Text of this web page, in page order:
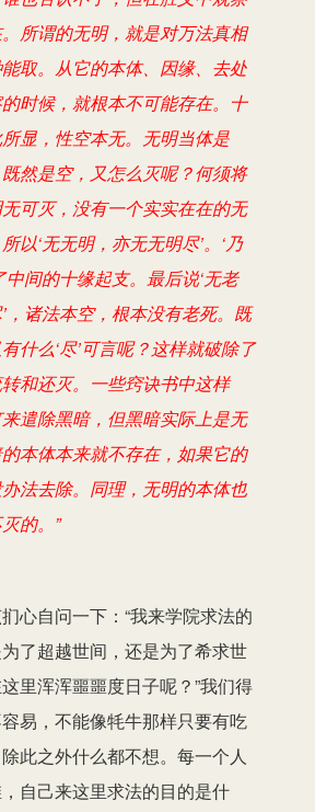
所谓的无明，就是对万法真相
取。从它的本体、因缘、去处
时候，就根本不可能存在。十
显，性空本无。无明当体是
然是空，又怎么灭呢？何须将
可灭，没有一个实实在在的无
以‘无无明，亦无无明尽’。‘乃
中间的十缘起支。最后说‘无老
，诸法本空，根本没有老死。既
什么‘尽’可言呢？这样就破除了
和还灭。一些窍诀书中这样
遣除黑暗，但黑暗实际上是无
本体本来就不存在，如果它的
法去除。同理，无明的本体也
的。”
心自问一下：“我来学院求法的
了超越世间，还是为了希求世
里浑浑噩噩度日子呢？”我们得
易，不能像牦牛那样只要有吃
此之外什么都不想。每一个人
自己来这里求法的目的是什